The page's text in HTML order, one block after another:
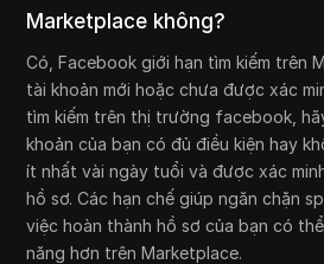
Marketplace không?
Có, Facebook giới hạn tìm kiếm trên
tài khoản mới hoặc chưa được xác
tìm kiếm trên thị trường facebook,
khoản của bạn có đủ điều kiện hay
ít nhất vài ngày tuổi và được xác
hồ sơ. Các hạn chế giúp ngăn chặn
việc hoàn thành hồ sơ của bạn có
năng hơn trên Marketplace.